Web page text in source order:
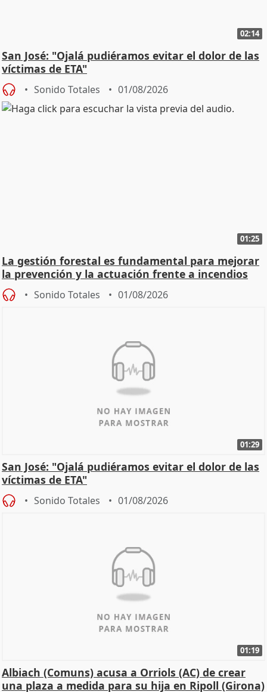
02:14
San José: "Ojalá pudiéramos evitar el dolor de las
víctimas de ETA"
Sonido Totales 01/08/2026
01:25
La gestión forestal es fundamental para mejorar
la prevención y la actuación frente a incendios
Sonido Totales 01/08/2026
01:29
San José: "Ojalá pudiéramos evitar el dolor de las
víctimas de ETA"
Sonido Totales 01/08/2026
01:19
Albiach (Comuns) acusa a Orriols (AC) de crear
una plaza a medida para su hija en Ripoll (Girona)